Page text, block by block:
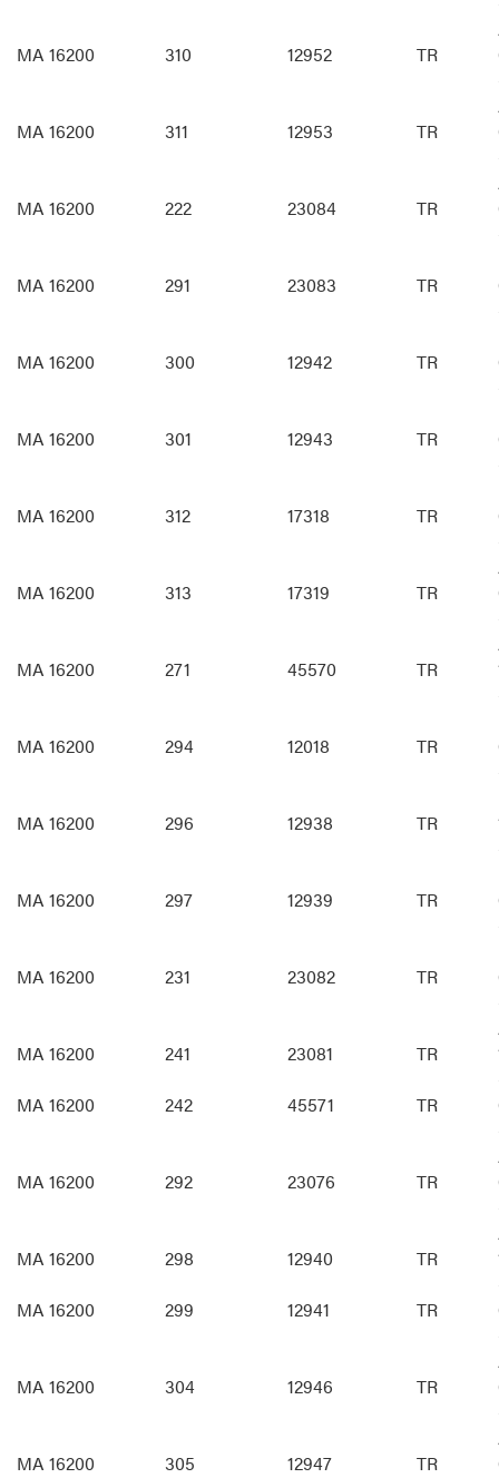
MA 16200
310 12952 TR
MA 16200
311 12953 TR
MA 16200
222 23084 TR
MA 16200
291 23083 TR
MA 16200
300 12942 TR
MA 16200
301 12943 TR
MA 16200
312 17318 TR
MA 16200
313 17319 TR
MA 16200
271 45570 TR
MA 16200
294 12018 TR
MA 16200
296 12938 TR
MA 16200
297 12939 TR
MA 16200
231 23082 TR
MA 16200
241 23081 TR
MA 16200
242 45571 TR
MA 16200
292 23076 TR
MA 16200
298 12940 TR
MA 16200
299 12941 TR
MA 16200
304 12946 TR
MA 16200
305 12947 TR